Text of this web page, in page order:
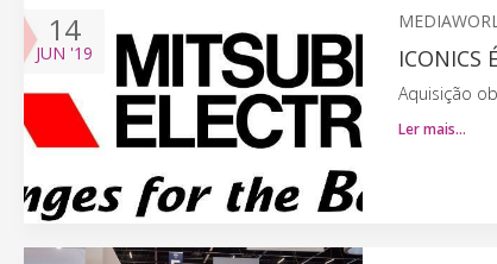
14
JUN '19 ICONICS
Aquisição
Ler mais…